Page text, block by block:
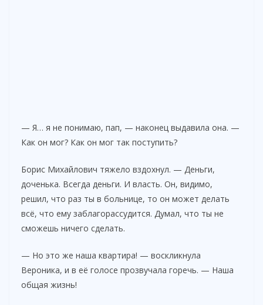
— Я… я не понимаю, пап, — наконец выдавила она. —
Как он мог? Как он мог так поступить?
Борис Михайлович тяжело вздохнул. — Деньги,
доченька. Всегда деньги. И власть. Он, видимо,
решил, что раз ты в больнице, то он может делать
всё, что ему заблагорассудится. Думал, что ты не
сможешь ничего сделать.
— Но это же наша квартира! — воскликнула
Вероника, и в её голосе прозвучала горечь. — Наша
общая жизнь!